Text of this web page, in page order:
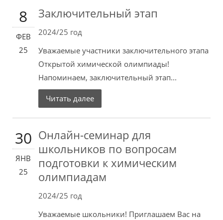
8
ФЕВ
25
Заключительный этап
2024/25 год
Уважаемые участники заключительного этапа
Открытой химической олимпиады!
Напоминаем, заключительный этап...
Читать далее
30
ЯНВ
25
Онлайн-семинар для
школьников по вопросам
подготовки к химическим
олимпиадам
2024/25 год
Уважаемые школьники! Приглашаем Вас на